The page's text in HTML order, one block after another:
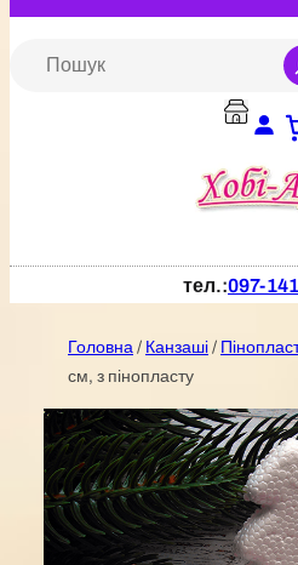
Перейти
тел.:097-
Головна / Канзаші /
см, з пінопласту